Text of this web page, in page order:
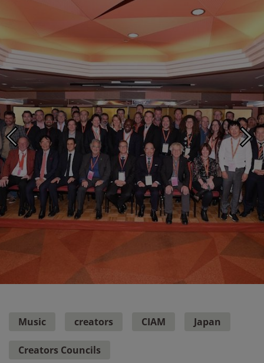
Photo ©: Takamitsu Wada
Music creators CIAM Japan
Creators Councils